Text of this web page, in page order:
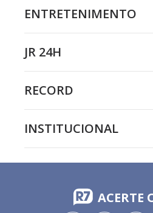
ENTRETENIMENTO
JR 24H
RECORD
INSTITUCIONAL
ACERTE